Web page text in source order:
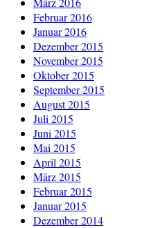
Februar 2016
Januar 2016
Dezember 2015
November 2015
Oktober 2015
September 2015
August 2015
Juli 2015
Juni 2015
Mai 2015
April 2015
März 2015
Februar 2015
Januar 2015
Dezember 2014